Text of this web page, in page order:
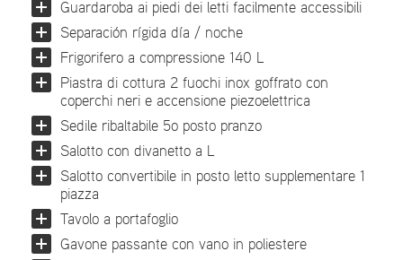
Guardaroba ai piedi dei letti facilmente accessibili
Separación rígida día / noche
Frigorifero a compressione 140 L
Piastra di cottura 2 fuochi inox goffrato con
coperchi neri e accensione piezoelettrica
Sedile ribaltabile 5o posto pranzo
Salotto con divanetto a L
Salotto convertibile in posto letto supplementare 1
piazza
Tavolo a portafoglio
Gavone passante con vano in poliestere